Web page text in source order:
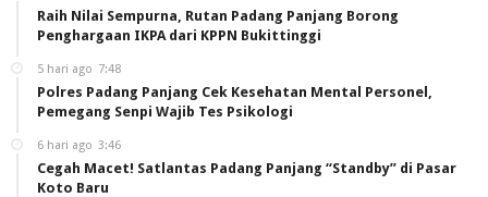
Raih Nilai Sempurna, Rutan Padang Panjang Borong
Penghargaan IKPA dari KPPN Bukittinggi
5 hari ago 7:48
Polres Padang Panjang Cek Kesehatan Mental Personel,
Pemegang Senpi Wajib Tes Psikologi
6 hari ago 3:46
Cegah Macet! Satlantas Padang Panjang “Standby” di Pasar
Koto Baru